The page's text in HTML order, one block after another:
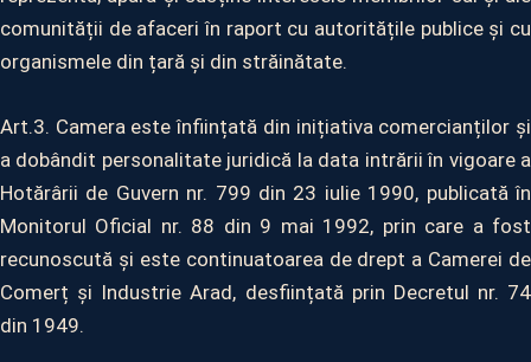
comunității de afaceri în raport cu autoritățile publice și cu
organismele din țară și din străinătate.
Art.3. Camera este înființată din inițiativa comercianților și
a dobândit personalitate juridică la data intrării în vigoare a
Hotărârii de Guvern nr. 799 din 23 iulie 1990, publicată în
Monitorul Oficial nr. 88 din 9 mai 1992, prin care a fost
recunoscută și este continuatoarea de drept a Camerei de
Comerț și Industrie Arad, desființată prin Decretul nr. 74
din 1949.